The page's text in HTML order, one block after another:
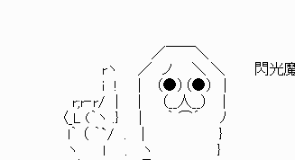
／￣￣＼
rヽ ／ ノ ＼ ＼ 閃光魔法につ
i ! | （●）（●） |
r;r‐r/ | | （__人__） |
〈_L (｀ヽ .} | ｀ ⌒´ ﾉ
l｀ （ ｀`/ . | }
ヽ l . ヽ }